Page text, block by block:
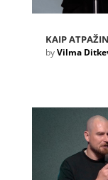
KAIP
byVilma